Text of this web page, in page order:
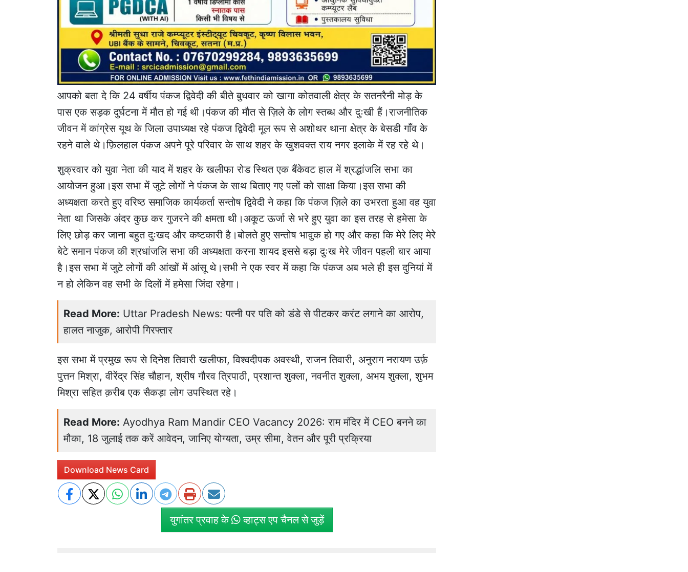
आपको बता दे कि 24 वर्षीय पंकज द्विवेदी की बीते बुधवार को खागा कोतवाली क्षेत्र के सतनरैनी मोड़ के
पास एक सड़क दुर्घटना में मौत हो गई थी।पंकज की मौत से ज़िले के लोग स्तब्ध और दुःखी हैं।राजनीतिक
जीवन में कांग्रेस यूथ के जिला उपाध्यक्ष रहे पंकज द्विवेदी मूल रूप से अशोथर थाना क्षेत्र के बेसडी गाँव के
रहने वाले थे।फ़िलहाल पंकज अपने पूरे परिवार के साथ शहर के खुशवक्त राय नगर इलाके में रह रहे थे।
शुक्रवार को युवा नेता की याद में शहर के खलीफा रोड स्थित एक बैंकेवट हाल में श्रद्धांजलि सभा का
आयोजन हुआ।इस सभा में जुटे लोगों ने पंकज के साथ बिताए गए पलों को साक्षा किया।इस सभा की
अध्यक्षता करते हुए वरिष्ठ समाजिक कार्यकर्ता सन्तोष द्विवेदी ने कहा कि पंकज ज़िले का उभरता हुआ वह युवा
नेता था जिसके अंदर कुछ कर गुजरने की क्षमता थी।अकूट ऊर्जा से भरे हुए युवा का इस तरह से हमेसा के
लिए छोड़ कर जाना बहुत दुःखद और कष्टकारी है।बोलते हुए सन्तोष भावुक हो गए और कहा कि मेरे लिए मेरे
बेटे समान पंकज की श्रधांजलि सभा की अध्यक्षता करना शायद इससे बड़ा दुःख मेरे जीवन पहली बार आया
है।इस सभा में जुटे लोगों की आंखों में आंसू थे।सभी ने एक स्वर में कहा कि पंकज अब भले ही इस दुनियां में
न हो लेकिन वह सभी के दिलों में हमेसा जिंदा रहेगा।
Read More: Uttar Pradesh News: पत्नी पर पति को डंडे से पीटकर करंट लगाने का आरोप,
हालत नाजुक, आरोपी गिरफ्तार
इस सभा में प्रमुख रूप से दिनेश तिवारी खलीफा, विश्वदीपक अवस्थी, राजन तिवारी, अनुराग नरायण उर्फ़
पुत्तन मिश्रा, वीरेंद्र सिंह चौहान, श्रीष गौरव त्रिपाठी, प्रशान्त शुक्ला, नवनीत शुक्ला, अभय शुक्ला, शुभम
मिश्रा सहित क़रीब एक सैकड़ा लोग उपस्थित रहे।
Read More: Ayodhya Ram Mandir CEO Vacancy 2026: राम मंदिर में CEO बनने का
मौका, 18 जुलाई तक करें आवेदन, जानिए योग्यता, उम्र सीमा, वेतन और पूरी प्रक्रिया
Download News Card
युगांतर प्रवाह के व्हाट्स एप चैनल से जुड़ें